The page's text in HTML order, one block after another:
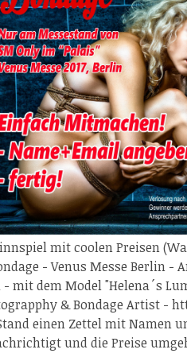
mit coolen Preisen
- Venus Messe Berlin -
- mit dem Model "Helena´s
& Bondage Artist -
einen Zettel mit Namen
und die Preise